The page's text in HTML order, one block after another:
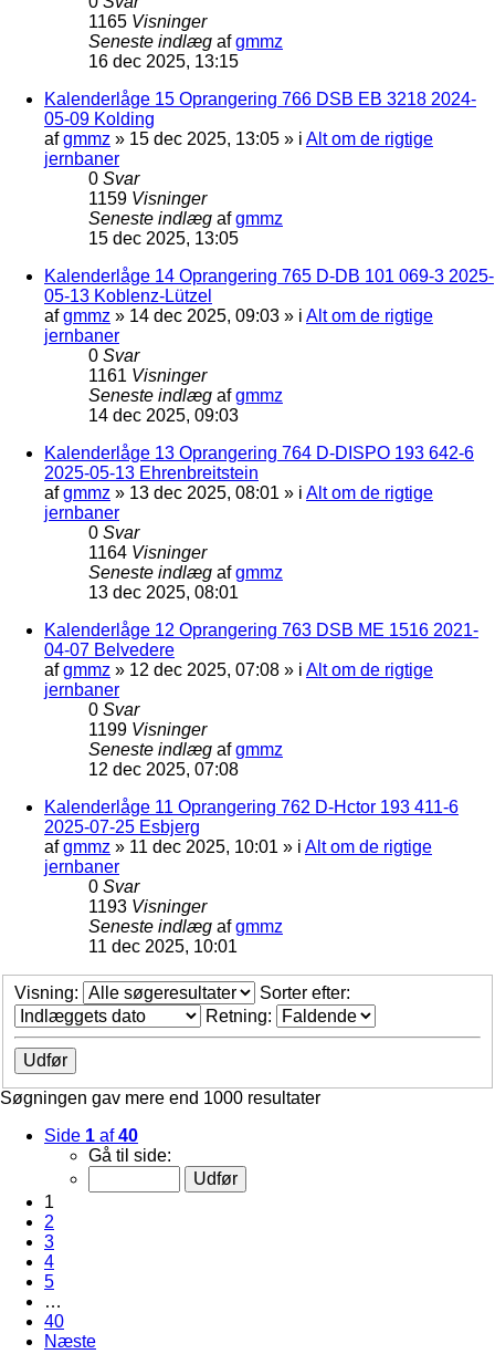
1165 Visninger
Seneste indlæg afgmmz
16 dec 2025, 13:15
Kalenderlåge 15 Oprangering 766 DSB EB 3218 2024-
05-09 Kolding
afgmmz » 15 dec 2025, 13:05 » i Alt om de rigtige
jernbaner
0 Svar
1159 Visninger
Seneste indlæg afgmmz
15 dec 2025, 13:05
Kalenderlåge 14 Oprangering 765 D-DB 101 069-3 2025-
05-13 Koblenz-Lützel
afgmmz » 14 dec 2025, 09:03 » i Alt om de rigtige
jernbaner
0 Svar
1161 Visninger
Seneste indlæg afgmmz
14 dec 2025, 09:03
Kalenderlåge 13 Oprangering 764 D-DISPO 193 642-6
2025-05-13 Ehrenbreitstein
afgmmz » 13 dec 2025, 08:01 » i Alt om de rigtige
jernbaner
0 Svar
1164 Visninger
Seneste indlæg afgmmz
13 dec 2025, 08:01
Kalenderlåge 12 Oprangering 763 DSB ME 1516 2021-
04-07 Belvedere
afgmmz » 12 dec 2025, 07:08 » i Alt om de rigtige
jernbaner
0 Svar
1199 Visninger
Seneste indlæg afgmmz
12 dec 2025, 07:08
Kalenderlåge 11 Oprangering 762 D-Hctor 193 411-6
2025-07-25 Esbjerg
afgmmz » 11 dec 2025, 10:01 » i Alt om de rigtige
jernbaner
0 Svar
1193 Visninger
Seneste indlæg afgmmz
11 dec 2025, 10:01
Visning:
Sorter efter:
Retning:
Søgningen gav mere end 1000 resultater
Side 1 af40
Gå til side:
1
2
3
4
5
…
40
Næste